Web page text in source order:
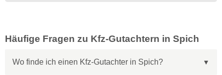
Häufige Fragen zu Kfz-Gutachtern in Spich
Wo finde ich einen Kfz-Gutachter in Spich?